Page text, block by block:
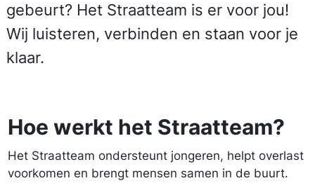
gebeurt? Het Straatteam is er voor jou!
Wij luisteren, verbinden en staan voor je
klaar.
Hoe werkt het Straatteam?
Het Straatteam ondersteunt jongeren, helpt overlast
voorkomen en brengt mensen samen in de buurt.